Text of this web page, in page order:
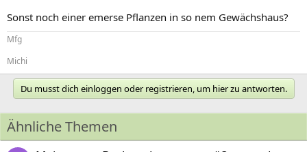
Sonst noch einer emerse Pflanzen in so nem Gewächshaus?
Mfg
Michi
Du musst dich einloggen oder registrieren, um hier zu antworten.
Ähnliche Themen